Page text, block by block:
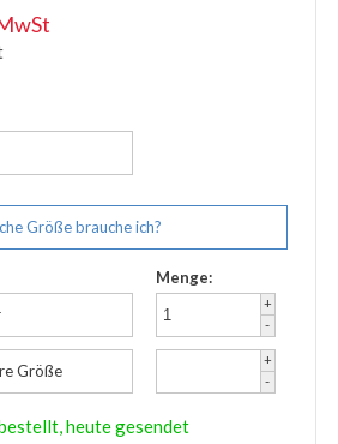
Größe brauche ich?
Menge:
+
-
Größe
+
-
heute gesendet